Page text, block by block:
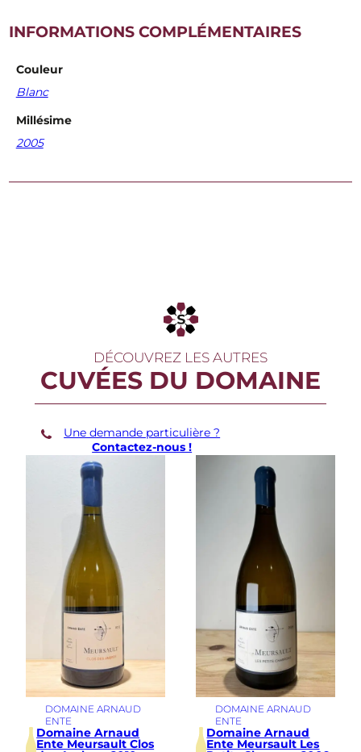
INFORMATIONS COMPLÉMENTAIRES
Couleur
Blanc
Millésime
2005
DÉCOUVREZ LES AUTRES
CUVÉES DU DOMAINE
Une demande particulière ?
Contactez-nous !
DOMAINE ARNAUD
ENTE
Domaine Arnaud
Ente Meursault Clos
DOMAINE ARNAUD
ENTE
Domaine Arnaud
Ente Meursault Les